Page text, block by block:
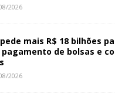
2026
pede mais R$ 18 bilhões
pagamento de bolsas e
2026